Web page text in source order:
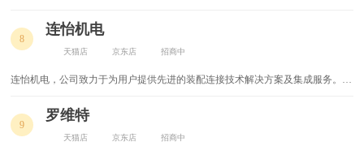
电锤电钻
角磨机
样。通过不断地对产品进行创新，以及严格的生产管理，本公司的铆钉产品性能
卓越，质量达到了先进水平，以品质优良著称。
8
连怡机电
天猫店 京东店 招商中
连怡机电，公司致力于为用户提供先进的装配连接技术解决方案及集成服务。涉
公司自成立以来，已为全国各地汽车、航空、轨道交通、电气、家电、能源等众
多行业及公司提供了数以万计的各类装配工具及系统。
9
罗维特
天猫店 京东店 招商中